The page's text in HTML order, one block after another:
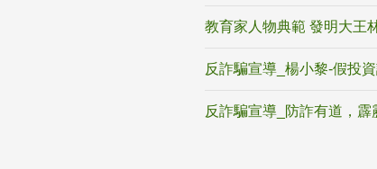
教育家人物典範 發明大王
反詐騙宣導_楊小黎-假投
反詐騙宣導_防詐有道，